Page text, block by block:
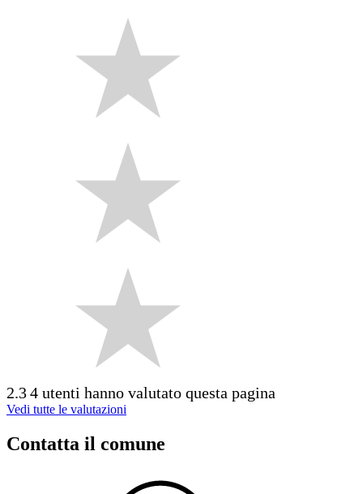
2.34 utenti hanno valutato questa pagina
Vedi tutte le valutazioni
Contatta il comune